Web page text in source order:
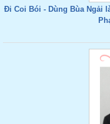
Đi Coi Bói - Dùng Bùa Ngải